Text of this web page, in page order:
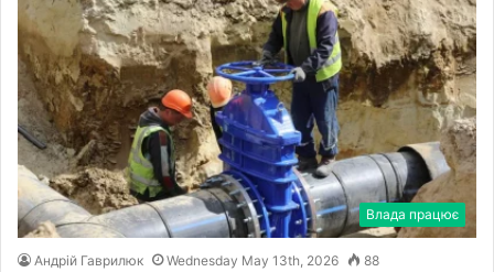
Влада працює
Андрій Гаврилюк Wednesday May 13th, 2026 88